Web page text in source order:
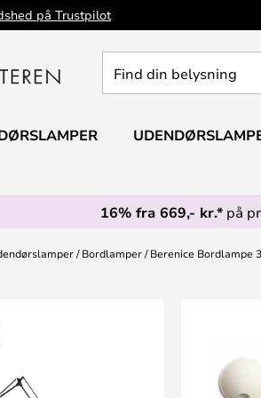
på Trustpilot
din
16% fra 669,- kr.* på
Bordlamper Berenice Bordlampe